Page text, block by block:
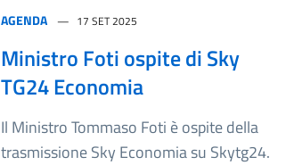
AGENDA 17 SET 2025
Ministro Foti ospite di Sky
TG24 Economia
Il Ministro Tommaso Foti è ospite della
trasmissione Sky Economia su Skytg24.